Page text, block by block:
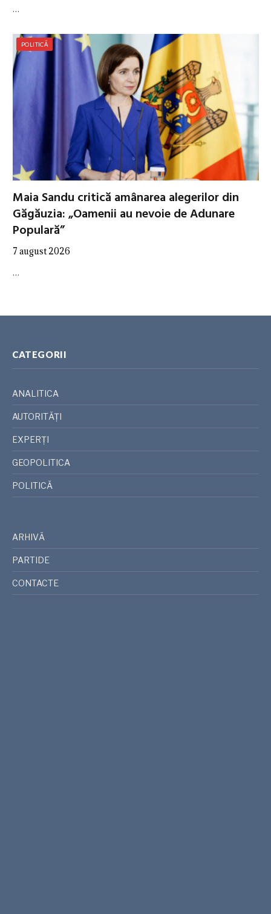
…
POLITICĂ
Maia Sandu critică amânarea alegerilor din
Găgăuzia: „Oamenii au nevoie de Adunare
Populară”
7 august 2026
…
CATEGORII
ANALITICA
AUTORITĂȚI
EXPERȚI
GEOPOLITICA
POLITICĂ
ARHIVĂ
PARTIDE
CONTACTE